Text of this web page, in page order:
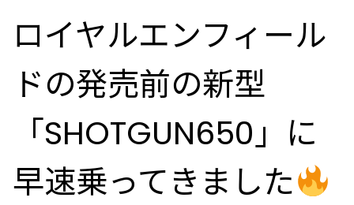
ロイヤルエンフィール
ドの発売前の新型
「SHOTGUN650」に
早速乗ってきました